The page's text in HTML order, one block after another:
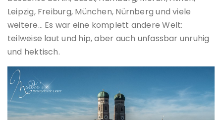
Leipzig, Freiburg, München, Nürnberg und viele
weitere… Es war eine komplett andere Welt:
teilweise laut und hip, aber auch unfassbar unruhig
und hektisch.